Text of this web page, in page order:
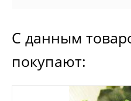
С данным
покупают: